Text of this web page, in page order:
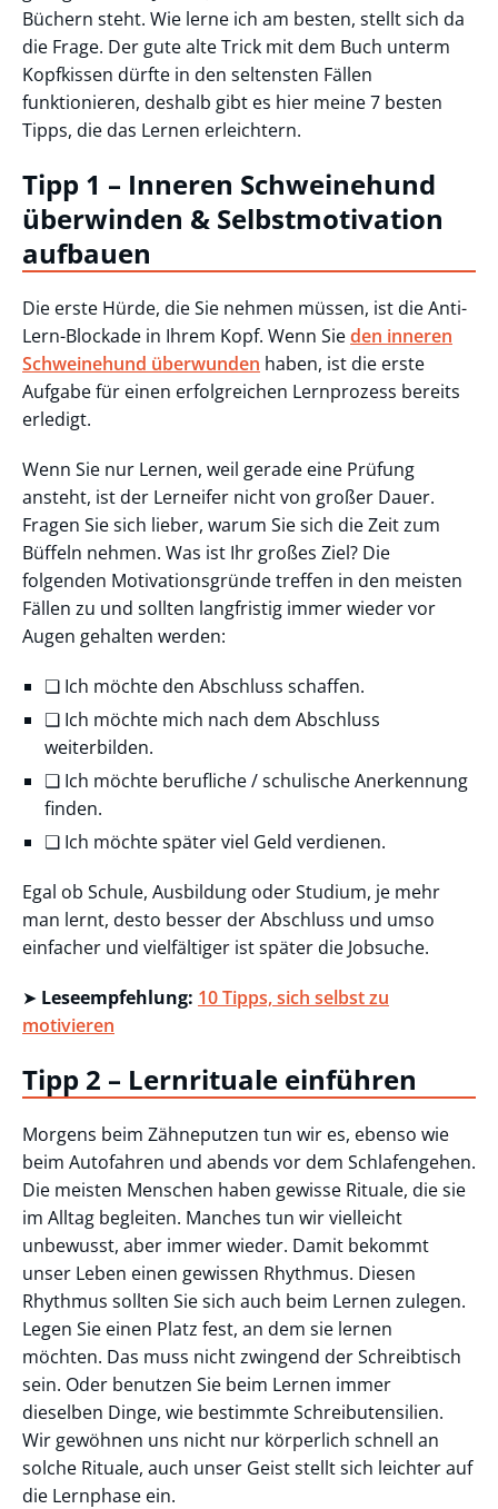
Büchern steht. Wie lerne ich am besten, stellt sich da
die Frage. Der gute alte Trick mit dem Buch unterm
Kopfkissen dürfte in den seltensten Fällen
funktionieren, deshalb gibt es hier meine 7 besten
Tipps, die das Lernen erleichtern.
Tipp 1 – Inneren Schweinehund
überwinden & Selbstmotivation
aufbauen
Die erste Hürde, die Sie nehmen müssen, ist die Anti-
Lern-Blockade in Ihrem Kopf. Wenn Sieden inneren
Schweinehund überwunden haben, ist die erste
Aufgabe für einen erfolgreichen Lernprozess bereits
erledigt.
Wenn Sie nur Lernen, weil gerade eine Prüfung
ansteht, ist der Lerneifer nicht von großer Dauer.
Fragen Sie sich lieber, warum Sie sich die Zeit zum
Büffeln nehmen. Was ist Ihr großes Ziel? Die
folgenden Motivationsgründe treffen in den meisten
Fällen zu und sollten langfristig immer wieder vor
Augen gehalten werden:
❏ Ich möchte den Abschluss schaffen.
❏ Ich möchte mich nach dem Abschluss
weiterbilden.
❏ Ich möchte berufliche / schulische Anerkennung
finden.
❏ Ich möchte später viel Geld verdienen.
Egal ob Schule, Ausbildung oder Studium, je mehr
man lernt, desto besser der Abschluss und umso
einfacher und vielfältiger ist später die Jobsuche.
➤ Leseempfehlung: 10 Tipps, sich selbst zu
motivieren
Tipp 2 – Lernrituale einführen
Morgens beim Zähneputzen tun wir es, ebenso wie
beim Autofahren und abends vor dem Schlafengehen.
Die meisten Menschen haben gewisse Rituale, die sie
im Alltag begleiten. Manches tun wir vielleicht
unbewusst, aber immer wieder. Damit bekommt
unser Leben einen gewissen Rhythmus. Diesen
Rhythmus sollten Sie sich auch beim Lernen zulegen.
Legen Sie einen Platz fest, an dem sie lernen
möchten. Das muss nicht zwingend der Schreibtisch
sein. Oder benutzen Sie beim Lernen immer
dieselben Dinge, wie bestimmte Schreibutensilien.
Wir gewöhnen uns nicht nur körperlich schnell an
solche Rituale, auch unser Geist stellt sich leichter auf
die Lernphase ein.